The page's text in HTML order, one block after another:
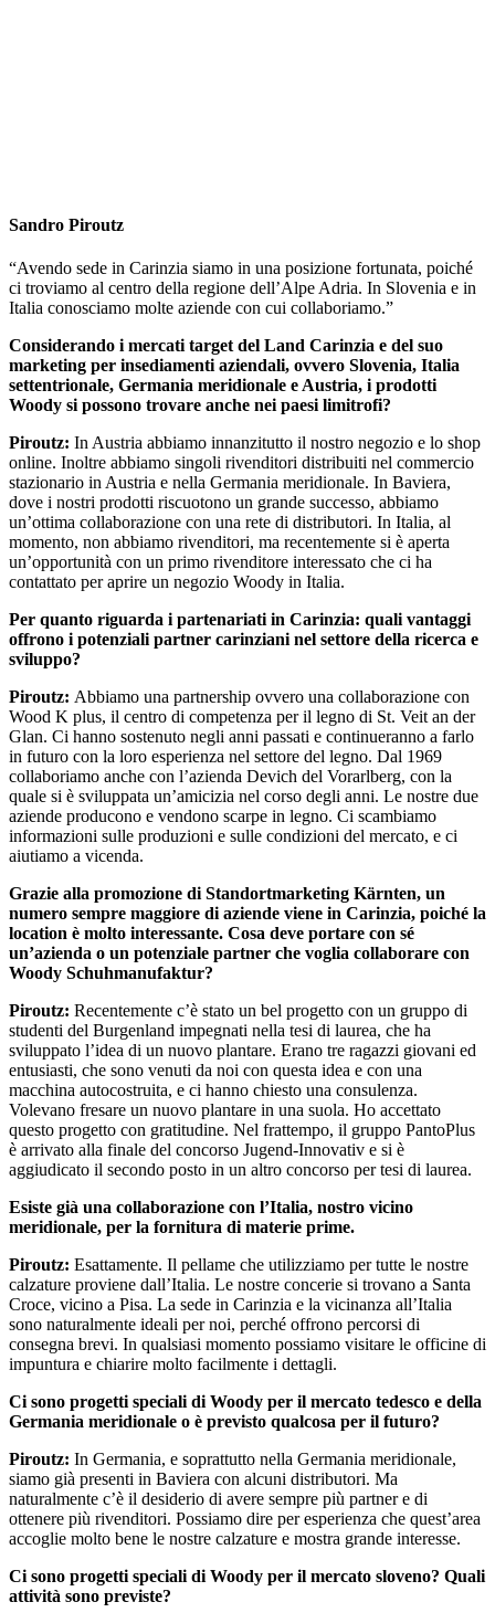
Sandro Piroutz
“Avendo sede in Carinzia siamo in una posizione fortunata, poiché
ci troviamo al centro della regione dell’Alpe Adria. In Slovenia e in
Italia conosciamo molte aziende con cui collaboriamo.”
Considerando i mercati target del Land Carinzia e del suo
marketing per insediamenti aziendali, ovvero Slovenia, Italia
settentrionale, Germania meridionale e Austria, i prodotti
Woody si possono trovare anche nei paesi limitrofi?
Piroutz: In Austria abbiamo innanzitutto il nostro negozio e lo shop
online. Inoltre abbiamo singoli rivenditori distribuiti nel commercio
stazionario in Austria e nella Germania meridionale. In Baviera,
dove i nostri prodotti riscuotono un grande successo, abbiamo
un’ottima collaborazione con una rete di distributori. In Italia, al
momento, non abbiamo rivenditori, ma recentemente si è aperta
un’opportunità con un primo rivenditore interessato che ci ha
contattato per aprire un negozio Woody in Italia.
Per quanto riguarda i partenariati in Carinzia: quali vantaggi
offrono i potenziali partner carinziani nel settore della ricerca e
sviluppo?
Piroutz: Abbiamo una partnership ovvero una collaborazione con
Wood K plus, il centro di competenza per il legno di St. Veit an der
Glan. Ci hanno sostenuto negli anni passati e continueranno a farlo
in futuro con la loro esperienza nel settore del legno. Dal 1969
collaboriamo anche con l’azienda Devich del Vorarlberg, con la
quale si è sviluppata un’amicizia nel corso degli anni. Le nostre due
aziende producono e vendono scarpe in legno. Ci scambiamo
informazioni sulle produzioni e sulle condizioni del mercato, e ci
aiutiamo a vicenda.
Grazie alla promozione di Standortmarketing Kärnten, un
numero sempre maggiore di aziende viene in Carinzia, poiché la
location è molto interessante. Cosa deve portare con sé
un’azienda o un potenziale partner che voglia collaborare con
Woody Schuhmanufaktur?
Piroutz: Recentemente c’è stato un bel progetto con un gruppo di
studenti del Burgenland impegnati nella tesi di laurea, che ha
sviluppato l’idea di un nuovo plantare. Erano tre ragazzi giovani ed
entusiasti, che sono venuti da noi con questa idea e con una
macchina autocostruita, e ci hanno chiesto una consulenza.
Volevano fresare un nuovo plantare in una suola. Ho accettato
questo progetto con gratitudine. Nel frattempo, il gruppo PantoPlus
è arrivato alla finale del concorso Jugend-Innovativ e si è
aggiudicato il secondo posto in un altro concorso per tesi di laurea.
Esiste già una collaborazione con l’Italia, nostro vicino
meridionale, per la fornitura di materie prime.
Piroutz: Esattamente. Il pellame che utilizziamo per tutte le nostre
calzature proviene dall’Italia. Le nostre concerie si trovano a Santa
Croce, vicino a Pisa. La sede in Carinzia e la vicinanza all’Italia
sono naturalmente ideali per noi, perché offrono percorsi di
consegna brevi. In qualsiasi momento possiamo visitare le officine di
impuntura e chiarire molto facilmente i dettagli.
Ci sono progetti speciali di Woody per il mercato tedesco e della
Germania meridionale o è previsto qualcosa per il futuro?
Piroutz: In Germania, e soprattutto nella Germania meridionale,
siamo già presenti in Baviera con alcuni distributori. Ma
naturalmente c’è il desiderio di avere sempre più partner e di
ottenere più rivenditori. Possiamo dire per esperienza che quest’area
accoglie molto bene le nostre calzature e mostra grande interesse.
Ci sono progetti speciali di Woody per il mercato sloveno? Quali
attività sono previste?